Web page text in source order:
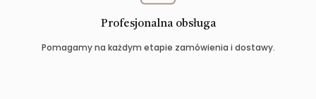
Profesjonalna obsługa
Pomagamy na każdym etapie zamówienia i dostawy.